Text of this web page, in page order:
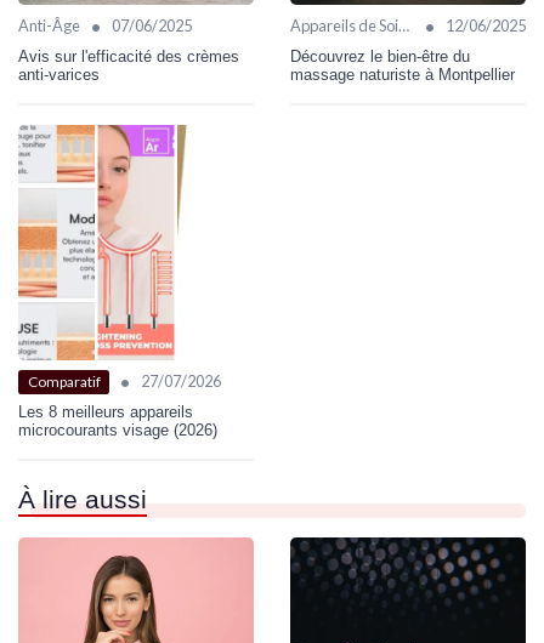
Anti-Âge • 07/06/2025
Avis sur l'efficacité des crèmes
anti-varices
Appareils de Soin Visage • 12/06/2025
Découvrez le bien-être du
massage naturiste à Montpellier
Comparatif • 27/07/2026
Les 8 meilleurs appareils
microcourants visage (2026)
À lire aussi